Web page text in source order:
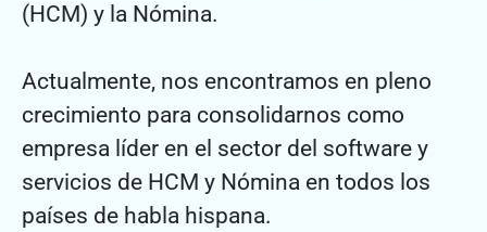
(HCM) y la Nómina.
Actualmente, nos encontramos en pleno
crecimiento para consolidarnos como
empresa líder en el sector del software y
servicios de HCM y Nómina en todos los
países de habla hispana.